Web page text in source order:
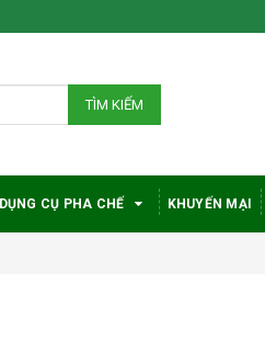
TÌM KIẾM
DỤNG CỤ PHA CHẾ KHUYẾN MẠI